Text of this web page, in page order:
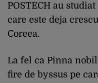
POSTECH au
care este deja
Coreea.
La fel ca Pinna
fire de byssus pe